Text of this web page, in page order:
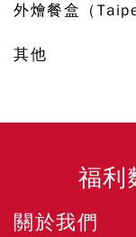
外燴餐盒（
其他
福利
關於我們